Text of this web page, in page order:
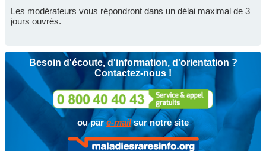
Les modérateurs vous répondront dans un délai maximal de 3
jours ouvrés.
Besoin d'écoute, d'information, d'orientation ?
Contactez-nous !
ou pare-mailsur notre site